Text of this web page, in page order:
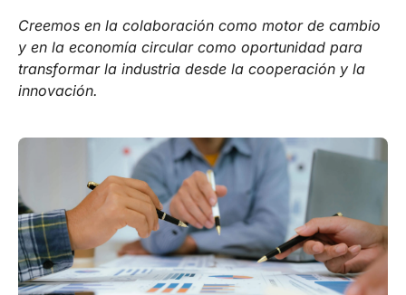
Creemos en la colaboración como motor de cambio
y en la economía circular como oportunidad para
transformar la industria desde la cooperación y la
innovación.